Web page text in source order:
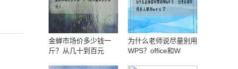
金蝉市场价多少钱一
斤？从几十到百元
为什么老师说尽量别用
WPS？office和W